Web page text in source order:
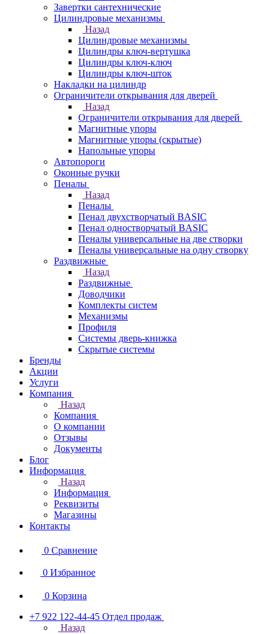
Завертки сантехнические
Цилиндровые механизмы
Назад
Цилиндровые механизмы
Цилиндры ключ-вертушка
Цилиндры ключ-ключ
Цилиндры ключ-шток
Накладки на цилиндр
Ограничители открывания для дверей
Назад
Ограничители открывания для дверей
Магнитные упоры
Магнитные упоры (скрытые)
Напольные упоры
Автопороги
Оконные ручки
Пеналы
Назад
Пеналы
Пенал двухстворчатый BASIC
Пенал одностворчатый BASIC
Пеналы универсальные на две створки
Пеналы универсальные на одну створку
Раздвижные
Назад
Раздвижные
Доводчики
Комплекты систем
Механизмы
Профиля
Системы дверь-книжка
Скрытые системы
Бренды
Акции
Услуги
Компания
Назад
Компания
О компании
Отзывы
Документы
Блог
Информация
Назад
Информация
Реквизиты
Магазины
Контакты
0 Сравнение
0 Избранное
0 Корзина
+7 922 122-44-45 Отдел продаж
Назад